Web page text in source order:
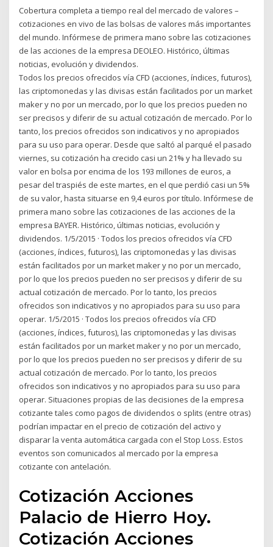
Cobertura completa a tiempo real del mercado de valores –
cotizaciones en vivo de las bolsas de valores más importantes
del mundo. Infórmese de primera mano sobre las cotizaciones
de las acciones de la empresa DEOLEO. Histórico, últimas
noticias, evolución y dividendos.
Todos los precios ofrecidos vía CFD (acciones, índices, futuros),
las criptomonedas y las divisas están facilitados por un market
maker y no por un mercado, por lo que los precios pueden no
ser precisos y diferir de su actual cotización de mercado. Por lo
tanto, los precios ofrecidos son indicativos y no apropiados
para su uso para operar. Desde que saltó al parqué el pasado
viernes, su cotización ha crecido casi un 21% y ha llevado su
valor en bolsa por encima de los 193 millones de euros, a
pesar del traspiés de este martes, en el que perdió casi un 5%
de su valor, hasta situarse en 9,4 euros por título. Infórmese de
primera mano sobre las cotizaciones de las acciones de la
empresa BAYER. Histórico, últimas noticias, evolución y
dividendos. 1/5/2015 · Todos los precios ofrecidos vía CFD
(acciones, índices, futuros), las criptomonedas y las divisas
están facilitados por un market maker y no por un mercado,
por lo que los precios pueden no ser precisos y diferir de su
actual cotización de mercado. Por lo tanto, los precios
ofrecidos son indicativos y no apropiados para su uso para
operar. 1/5/2015 · Todos los precios ofrecidos vía CFD
(acciones, índices, futuros), las criptomonedas y las divisas
están facilitados por un market maker y no por un mercado,
por lo que los precios pueden no ser precisos y diferir de su
actual cotización de mercado. Por lo tanto, los precios
ofrecidos son indicativos y no apropiados para su uso para
operar. Situaciones propias de las decisiones de la empresa
cotizante tales como pagos de dividendos o splits (entre otras)
podrían impactar en el precio de cotización del activo y
disparar la venta automática cargada con el Stop Loss. Estos
eventos son comunicados al mercado por la empresa
cotizante con antelación.
Cotización Acciones
Palacio de Hierro Hoy.
Cotización Acciones